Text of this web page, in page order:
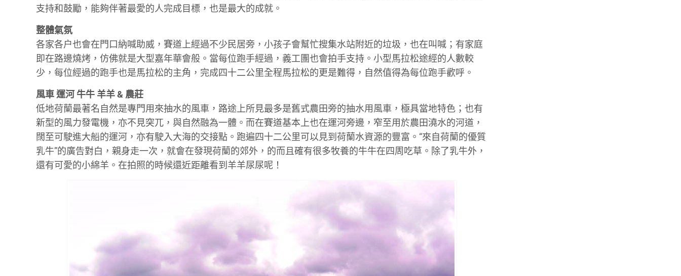
支持和鼓勵，能夠伴著最愛的人完成目標，也是最大的成就。
整體氣氛
各家各户也會在門口納喊助威，賽道上經過不少民居旁，小孩子會幫忙搜集水站附近的垃圾，也在叫喊；有家庭
即在路邊燒烤，仿佛就是大型嘉年華會般。當每位跑手經過，義工團也會拍手支持。小型馬拉松途經的人數較
少，每位經過的跑手也是馬拉松的主角，完成四十二公里全程馬拉松的更是難得，自然值得為每位跑手歡呼。
風車 運河 牛牛 羊羊 & 農莊
低地荷蘭最著名自然是專門用來抽水的風車，路途上所見最多是舊式農田旁的抽水用風車，極具當地特色；也有
新型的風力發電機，亦不見突兀，與自然融為一體。而在賽道基本上也在運河旁邊，窄至用於農田澆水的河道，
闊至可駛進大船的運河，亦有駛入大海的交接點。跑遍四十二公里可以見到荷蘭水資源的豐富。“來自荷蘭的優質
乳牛”的廣告對白，親身走一次，就會在發現荷蘭的郊外，的而且確有很多牧養的牛牛在四周吃草。除了乳牛外，
還有可愛的小綿羊。在拍照的時候還近距離看到羊羊尿尿呢！